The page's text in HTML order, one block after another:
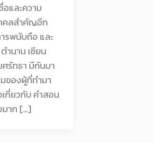
อและความ
คลสำคัญอีก
รพนับถือ และ
ำนาน เซียน
ศรัทธา มีกันมา
ของผู้ที่ทำมา
เกี่ยวกับ คำสอน
มาก […]